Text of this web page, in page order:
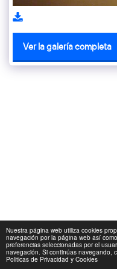
Nuestra página web utiliza cookies
navegación por la página web así
preferencias seleccionadas por el
navegación. Si continúas navegando,
Politicas de Privacidad y Cookies
Ver la galería completa